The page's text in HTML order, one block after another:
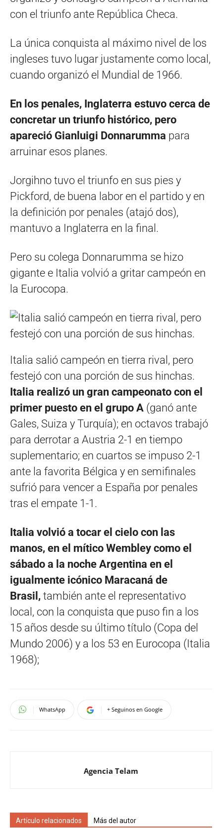
con el triunfo ante República Checa.
La única conquista al máximo nivel de los
ingleses tuvo lugar justamente como local,
cuando organizó el Mundial de 1966.
En los penales, Inglaterra estuvo cerca de
concretar un triunfo histórico, pero
apareció Gianluigi Donnarumma para
arruinar esos planes.
Jorgihno tuvo el triunfo en sus pies y
Pickford, de buena labor en el partido y en
la definición por penales (atajó dos),
mantuvo a Inglaterra en la final.
Pero su colega Donnarumma se hizo
gigante e Italia volvió a gritar campeón en
la Eurocopa.
Italia salió campeón en tierra rival, pero
festejó con una porción de sus hinchas.
Italia realizó un gran campeonato con el
primer puesto en el grupo A (ganó ante
Gales, Suiza y Turquía); en octavos trabajó
para derrotar a Austria 2-1 en tiempo
suplementario; en cuartos se impuso 2-1
ante la favorita Bélgica y en semifinales
sufrió para vencer a España por penales
tras el empate 1-1.
Italia volvió a tocar el cielo con las
manos, en el mítico Wembley como el
sábado a la noche Argentina en el
igualmente icónico Maracaná de
Brasil, también ante el representativo
local, con la conquista que puso fin a los
15 años desde su último título (Copa del
Mundo 2006) y a los 53 en Eurocopa (Italia
1968);
WhatsApp + Seguinos en Google
Agencia Telam
Artículo relacionados Más del autor